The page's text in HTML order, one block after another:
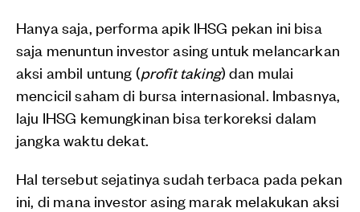
Hanya saja, performa apik IHSG pekan ini bisa
saja menuntun investor asing untuk melancarkan
aksi ambil untung (profit taking) dan mulai
mencicil saham di bursa internasional. Imbasnya,
laju IHSG kemungkinan bisa terkoreksi dalam
jangka waktu dekat.
Hal tersebut sejatinya sudah terbaca pada pekan
ini, di mana investor asing marak melakukan aksi